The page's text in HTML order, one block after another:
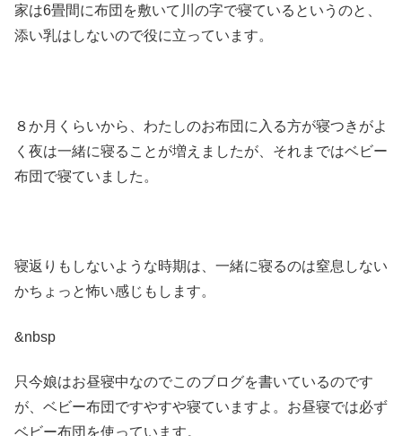
家は6畳間に布団を敷いて川の字で寝ているというのと、
添い乳はしないので役に立っています。
８か月くらいから、わたしのお布団に入る方が寝つきがよ
く夜は一緒に寝ることが増えましたが、それまではベビー
布団で寝ていました。
寝返りもしないような時期は、一緒に寝るのは窒息しない
かちょっと怖い感じもします。
&nbsp
只今娘はお昼寝中なのでこのブログを書いているのです
が、ベビー布団ですやすや寝ていますよ。お昼寝では必ず
ベビー布団を使っています。